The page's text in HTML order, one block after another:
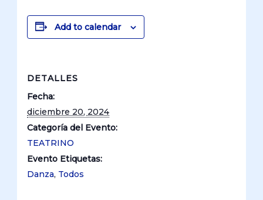
Add to calendar
DETALLES
Fecha:
diciembre 20, 2024
Categoría del Evento:
TEATRINO
Evento Etiquetas:
Danza, Todos